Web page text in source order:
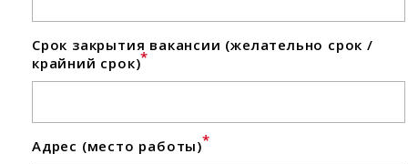
Срок закрытия вакансии (желательно срок /
крайний срок)*
Адрес (место работы)*